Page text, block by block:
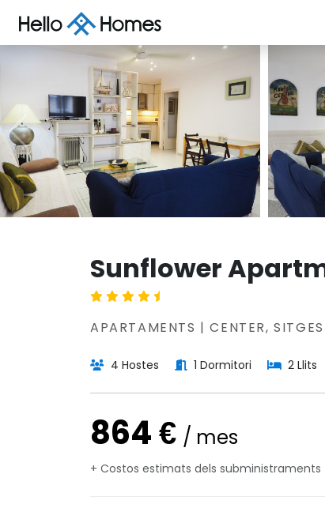
Sunflower
APARTAMENTS | CENTER, SITGES
4 Hostes 1 Dormitori 2 Llits
864 € / mes
+ Costos estimats dels